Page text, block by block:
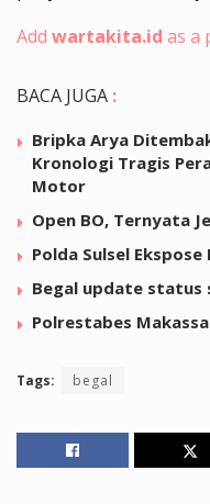
Add wartakita.id as a
BACA JUGA :
Bripka Arya
Kronologi Tragis
Motor
Open BO, Ternyata
Polda Sulsel
Begal update status
Polrestabes
Tags: begal